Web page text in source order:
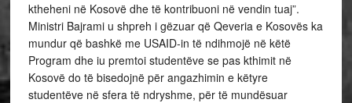
ktheheni në Kosovë dhe të kontribuoni në vendin tuaj”.
Ministri Bajrami u shpreh i gëzuar që Qeveria e Kosovës ka
mundur që bashkë me USAID-in të ndihmojë në këtë
Program dhe iu premtoi studentëve se pas kthimit në
Kosovë do të bisedojnë për angazhimin e këtyre
studentëve në sfera të ndryshme, për të mundësuar